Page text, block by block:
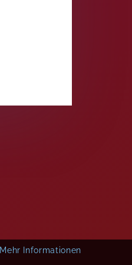
Mehr Informationen